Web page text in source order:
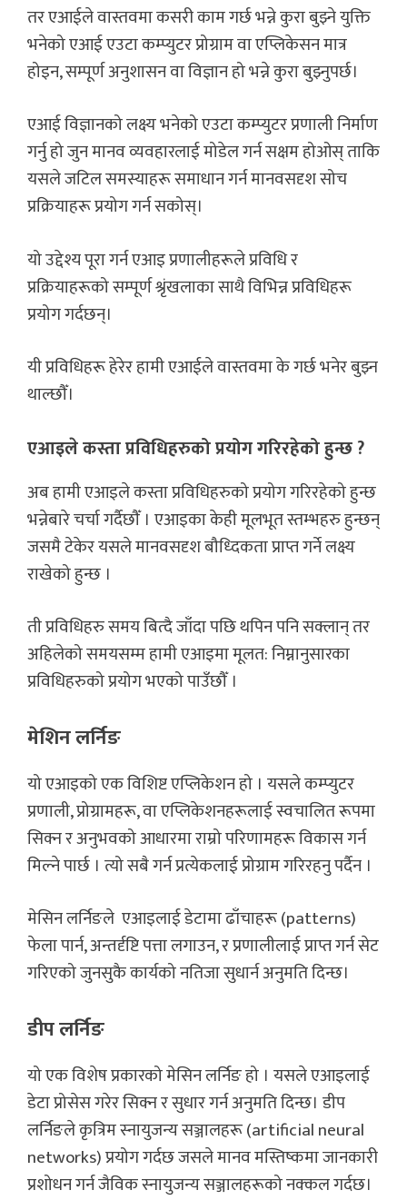
तर एआईले वास्तवमा कसरी काम गर्छ भन्ने कुरा बुझ्ने युक्ति
भनेको एआई एउटा कम्प्युटर प्रोग्राम वा एप्लिकेसन मात्र
होइन, सम्पूर्ण अनुशासन वा विज्ञान हो भन्ने कुरा बुझ्नुपर्छ।
एआई विज्ञानको लक्ष्य भनेको एउटा कम्प्युटर प्रणाली निर्माण
गर्नु हो जुन मानव व्यवहारलाई मोडेल गर्न सक्षम होओस् ताकि
यसले जटिल समस्याहरू समाधान गर्न मानवसदृश सोच
प्रक्रियाहरू प्रयोग गर्न सकोस्।
यो उद्देश्य पूरा गर्न एआइ प्रणालीहरूले प्रविधि र
प्रक्रियाहरूको सम्पूर्ण श्रृंखलाका साथै विभिन्न प्रविधिहरू
प्रयोग गर्दछन्।
यी प्रविधिहरू हेरेर हामी एआईले वास्तवमा के गर्छ भनेर बुझ्न
थाल्छौँ।
एआइले कस्ता प्रविधिहरुको प्रयोग गरिरहेको हुन्छ ?
अब हामी एआइले कस्ता प्रविधिहरुको प्रयोग गरिरहेको हुन्छ
भन्नेबारे चर्चा गर्दैछौँ । एआइका केही मूलभूत स्तम्भहरु हुन्छन्
जसमै टेकेर यसले मानवसदृश बौध्दिकता प्राप्त गर्ने लक्ष्य
राखेको हुन्छ ।
ती प्रविधिहरु समय बित्दै जाँदा पछि थपिन पनि सक्लान् तर
अहिलेको समयसम्म हामी एआइमा मूलत: निम्नानुसारका
प्रविधिहरुको प्रयोग भएको पाउँछौँ ।
मेशिन लर्निङ
यो एआइको एक विशिष्ट एप्लिकेशन हो । यसले कम्प्युटर
प्रणाली, प्रोग्रामहरू, वा एप्लिकेशनहरूलाई स्वचालित रूपमा
सिक्न र अनुभवको आधारमा राम्रो परिणामहरू विकास गर्न
मिल्ने पार्छ । त्यो सबै गर्न प्रत्येकलाई प्रोग्राम गरिरहनु पर्दैन ।
मेसिन लर्निङले एआइलाई डेटामा ढाँचाहरू (patterns)
फेला पार्न, अन्तर्दृष्टि पत्ता लगाउन, र प्रणालीलाई प्राप्त गर्न सेट
गरिएको जुनसुकै कार्यको नतिजा सुधार्न अनुमति दिन्छ।
डीप लर्निङ
यो एक विशेष प्रकारको मेसिन लर्निङ हो । यसले एआइलाई
डेटा प्रोसेस गरेर सिक्न र सुधार गर्न अनुमति दिन्छ। डीप
लर्निङले कृत्रिम स्नायुजन्य सञ्जालहरू (artificial neural
networks) प्रयोग गर्दछ जसले मानव मस्तिष्कमा जानकारी
प्रशोधन गर्न जैविक स्नायुजन्य सञ्जालहरूको नक्कल गर्दछ।